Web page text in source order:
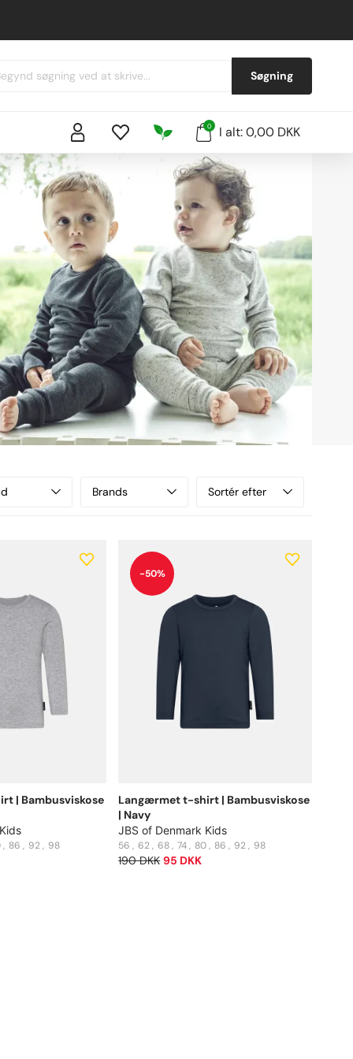
Søgning
0 I alt: 0,00 DKK
Brands Sortér efter
| Bambusviskose
86 92 98
-50%
Langærmet t-shirt | Bambusviskose
| Navy
JBS of Denmark Kids
56 62 68 74 80 86 92 98
190 DKK 95 DKK